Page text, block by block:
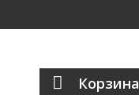
Корзина